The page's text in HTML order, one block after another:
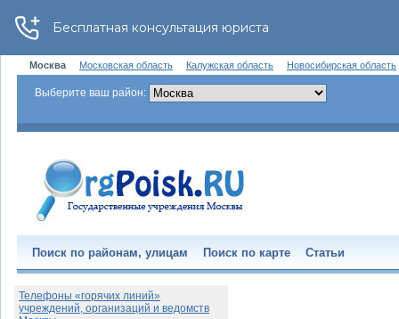
Москва Московская область Калужская область Новосибирская область
Выберите ваш район:
Поиск по районам, улицам Поиск по карте Статьи
Телефоны «горячих линий»
учреждений, организаций и ведомств